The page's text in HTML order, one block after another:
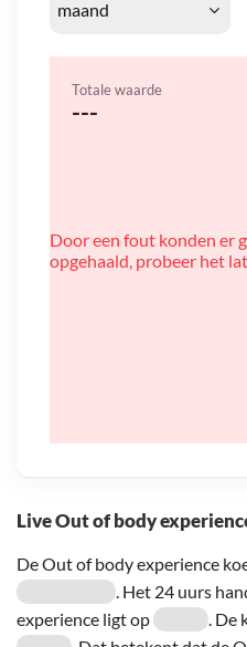
Live Out of body
De Out of body experience
. Het 24 uurs
experience ligt op
. De
Totale waarde
---
Door een fout konden er
opgehaald, probeer het